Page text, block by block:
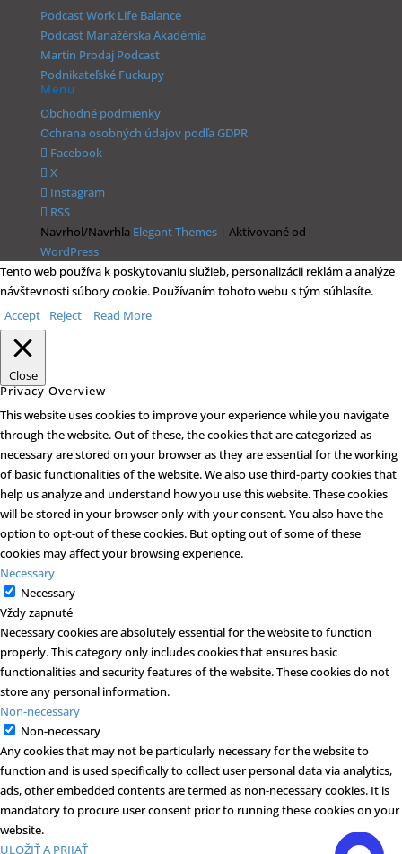
Podcast Work Life Balance
Podcast Manažérska Akadémia
Martin Prodaj Podcast
Podnikateľské Fuckupy
Menu
Obchodné podmienky
Ochrana osobných údajov podľa GDPR
Facebook
X
Instagram
RSS
Navrhol/Navrhla Elegant Themes| Aktivované od
WordPress
Tento web používa k poskytovaniu služieb, personalizácii reklám a analýze
návštevnosti súbory cookie. Používaním tohoto webu s tým súhlasíte.
Accept
Reject Read More
Close
Privacy Overview
This website uses cookies to improve your experience while you navigate
through the website. Out of these, the cookies that are categorized as
necessary are stored on your browser as they are essential for the working
of basic functionalities of the website. We also use third-party cookies that
help us analyze and understand how you use this website. These cookies
will be stored in your browser only with your consent. You also have the
option to opt-out of these cookies. But opting out of some of these
cookies may affect your browsing experience.
Necessary
Necessary
Vždy zapnuté
Necessary cookies are absolutely essential for the website to function
properly. This category only includes cookies that ensures basic
functionalities and security features of the website. These cookies do not
store any personal information.
Non-necessary
Non-necessary
Any cookies that may not be particularly necessary for the website to
function and is used specifically to collect user personal data via analytics,
ads, other embedded contents are termed as non-necessary cookies. It is
mandatory to procure user consent prior to running these cookies on your
website.
ULOŽIŤ A PRIJAŤ